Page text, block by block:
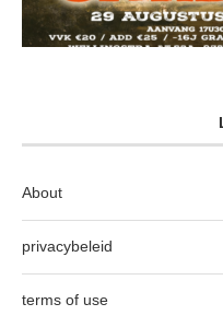
About
privacybeleid
terms of use